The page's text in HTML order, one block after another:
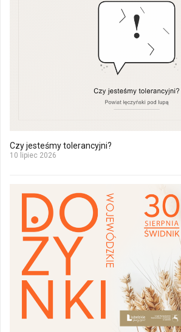
Czy jesteśmy tolerancyjni?
10 lipiec 2026